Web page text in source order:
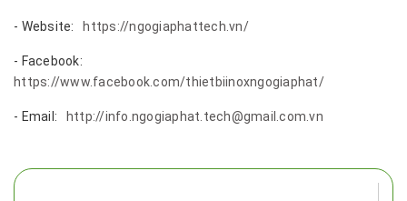
- Website:https://ngogiaphattech.vn/
- Facebook:
https://www.facebook.com/thietbiinoxngogiaphat/
- Email: http://info.ngogiaphat.tech@gmail.com.vn